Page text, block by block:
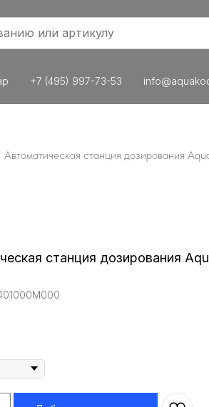
+7 (495) 997-73-53
Автоматическая станция дозирования
станция дозирования